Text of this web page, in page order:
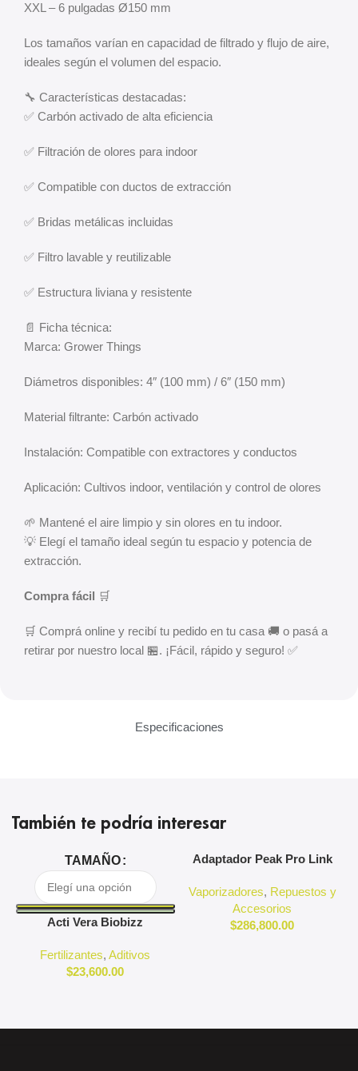
Especificaciones
XXL – 6 pulgadas Ø150 mm
Los tamaños varían en capacidad de filtrado y flujo de aire,
ideales según el volumen del espacio.
🔧 Características destacadas:
✅ Carbón activado de alta eficiencia
✅ Filtración de olores para indoor
✅ Compatible con ductos de extracción
✅ Bridas metálicas incluidas
✅ Filtro lavable y reutilizable
✅ Estructura liviana y resistente
📄 Ficha técnica:
Marca: Grower Things
Diámetros disponibles: 4″ (100 mm) / 6″ (150 mm)
Material filtrante: Carbón activado
Instalación: Compatible con extractores y conductos
Aplicación: Cultivos indoor, ventilación y control de olores
🌱 Mantené el aire limpio y sin olores en tu indoor.
💡 Elegí el tamaño ideal según tu espacio y potencia de
extracción.
Compra fácil 🛒
🛒 Comprá online y recibí tu pedido en tu casa 🚚 o pasá a
retirar por nuestro local 🏪. ¡Fácil, rápido y seguro! ✅
También te podría interesar
TAMAÑO
Acti Vera Biobizz
Fertilizantes,Aditivos
$23,600.00
Adaptador Peak Pro Link
Vaporizadores, Repuestos y
Accesorios
$286,800.00